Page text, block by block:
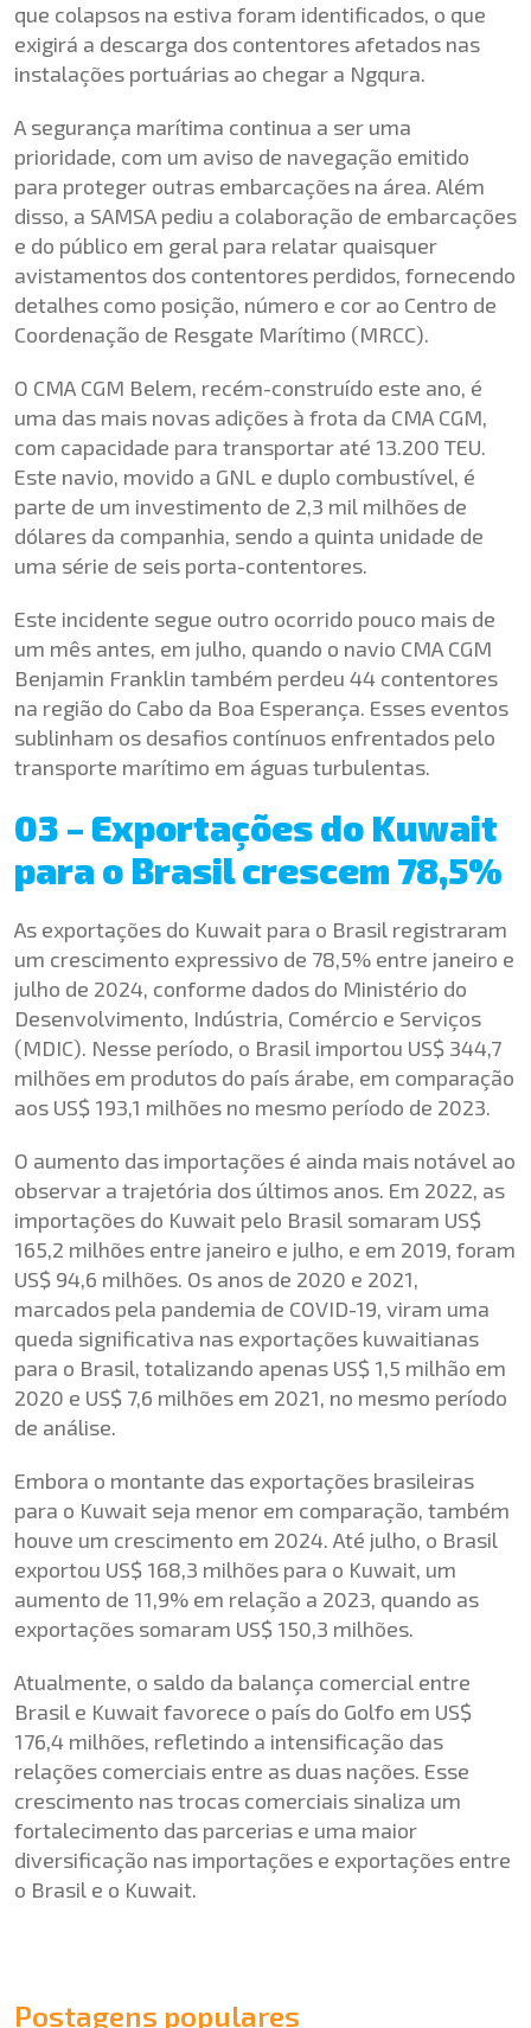
que colapsos na estiva foram identificados, o que
exigirá a descarga dos contentores afetados nas
instalações portuárias ao chegar a Ngqura.
A segurança marítima continua a ser uma
prioridade, com um aviso de navegação emitido
para proteger outras embarcações na área. Além
disso, a SAMSA pediu a colaboração de embarcações
e do público em geral para relatar quaisquer
avistamentos dos contentores perdidos, fornecendo
detalhes como posição, número e cor ao Centro de
Coordenação de Resgate Marítimo (MRCC).
O CMA CGM Belem, recém-construído este ano, é
uma das mais novas adições à frota da CMA CGM,
com capacidade para transportar até 13.200 TEU.
Este navio, movido a GNL e duplo combustível, é
parte de um investimento de 2,3 mil milhões de
dólares da companhia, sendo a quinta unidade de
uma série de seis porta-contentores.
Este incidente segue outro ocorrido pouco mais de
um mês antes, em julho, quando o navio CMA CGM
Benjamin Franklin também perdeu 44 contentores
na região do Cabo da Boa Esperança. Esses eventos
sublinham os desafios contínuos enfrentados pelo
transporte marítimo em águas turbulentas.
03 – Exportações do Kuwait
para o Brasil crescem 78,5%
As exportações do Kuwait para o Brasil registraram
um crescimento expressivo de 78,5% entre janeiro e
julho de 2024, conforme dados do Ministério do
Desenvolvimento, Indústria, Comércio e Serviços
(MDIC). Nesse período, o Brasil importou US$ 344,7
milhões em produtos do país árabe, em comparação
aos US$ 193,1 milhões no mesmo período de 2023.
O aumento das importações é ainda mais notável ao
observar a trajetória dos últimos anos. Em 2022, as
importações do Kuwait pelo Brasil somaram US$
165,2 milhões entre janeiro e julho, e em 2019, foram
US$ 94,6 milhões. Os anos de 2020 e 2021,
marcados pela pandemia de COVID-19, viram uma
queda significativa nas exportações kuwaitianas
para o Brasil, totalizando apenas US$ 1,5 milhão em
2020 e US$ 7,6 milhões em 2021, no mesmo período
de análise.
Embora o montante das exportações brasileiras
para o Kuwait seja menor em comparação, também
houve um crescimento em 2024. Até julho, o Brasil
exportou US$ 168,3 milhões para o Kuwait, um
aumento de 11,9% em relação a 2023, quando as
exportações somaram US$ 150,3 milhões.
Atualmente, o saldo da balança comercial entre
Brasil e Kuwait favorece o país do Golfo em US$
176,4 milhões, refletindo a intensificação das
relações comerciais entre as duas nações. Esse
crescimento nas trocas comerciais sinaliza um
fortalecimento das parcerias e uma maior
diversificação nas importações e exportações entre
o Brasil e o Kuwait.
Postagens populares